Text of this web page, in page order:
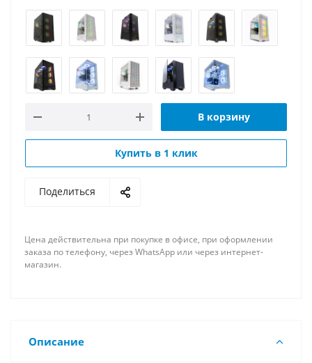
В корзину
Купить в 1 клик
Поделиться
Цена действительна при покупке в офисе, при оформлении
заказа по телефону, через WhatsApp или через интернет-
магазин.
Описание